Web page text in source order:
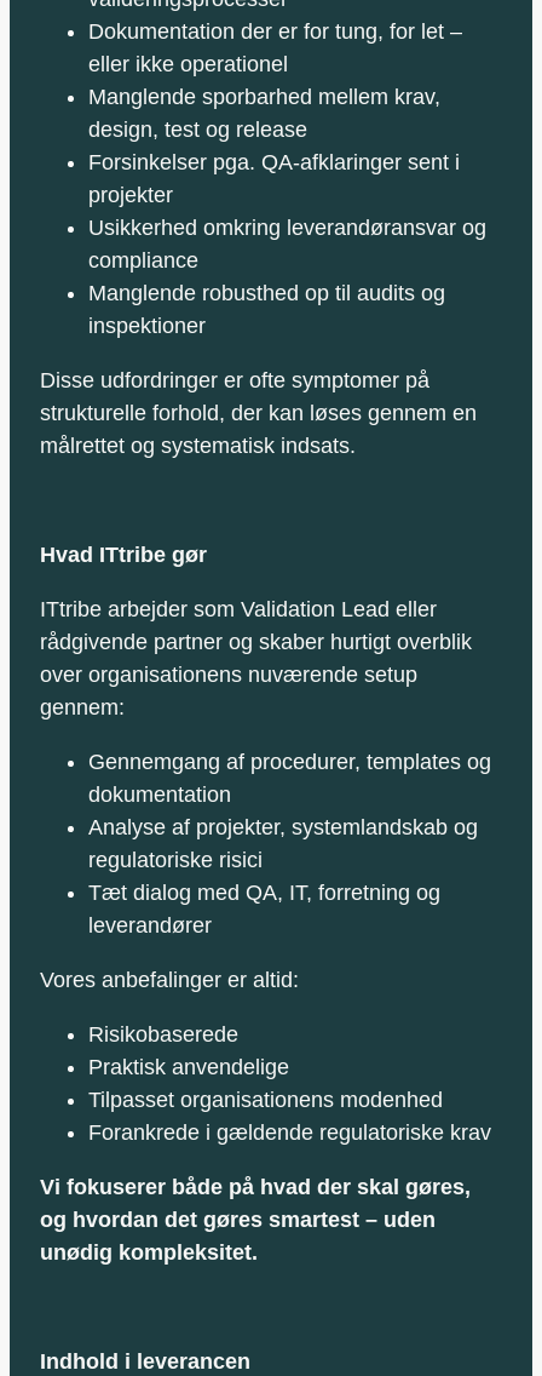
Dokumentation der er for tung, for let –
eller ikke operationel
Manglende sporbarhed mellem krav,
design, test og release
Forsinkelser pga. QA‑afklaringer sent i
projekter
Usikkerhed omkring leverandøransvar og
compliance
Manglende robusthed op til audits og
inspektioner
Disse udfordringer er ofte symptomer på
strukturelle forhold, der kan løses gennem en
målrettet og systematisk indsats.
Hvad ITtribe gør
ITtribe arbejder som Validation Lead eller
rådgivende partner og skaber hurtigt overblik
over organisationens nuværende setup
gennem:
Gennemgang af procedurer, templates og
dokumentation
Analyse af projekter, systemlandskab og
regulatoriske risici
Tæt dialog med QA, IT, forretning og
leverandører
Vores anbefalinger er altid:
Risikobaserede
Praktisk anvendelige
Tilpasset organisationens modenhed
Forankrede i gældende regulatoriske krav
Vi fokuserer både på hvad der skal gøres,
og hvordan det gøres smartest – uden
unødig kompleksitet.
Indhold i leverancen